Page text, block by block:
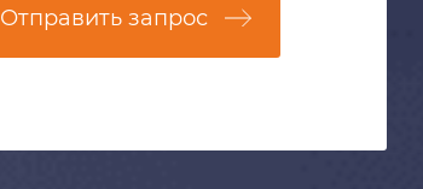
Отправить запрос